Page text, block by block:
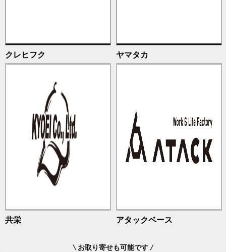
クレヒフク ヤマタカ
共栄 アタックベース
\ お取り寄せも可能です /